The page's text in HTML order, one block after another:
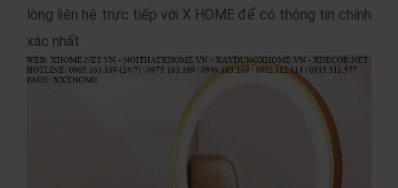
lòng liên hệ trực tiếp với X HOME để có thông tin chính
xác nhất.